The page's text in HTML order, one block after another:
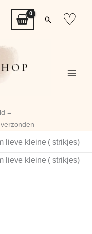
Zoeken
♡
=
lieve kleine ( strikjes)
lieve kleine ( strikjes)